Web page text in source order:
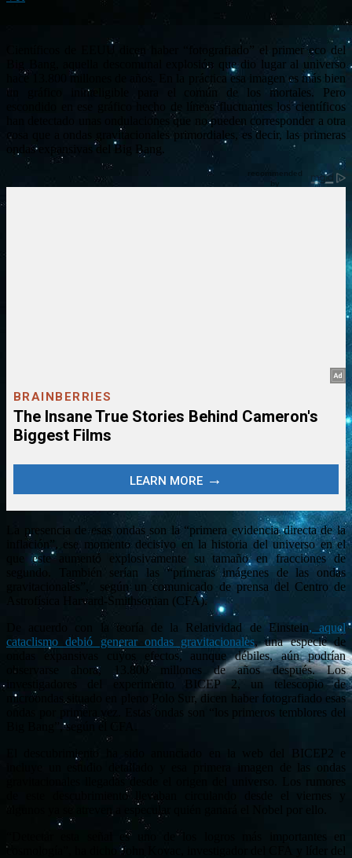
Científicos de EEUU dicen haber “fotografiado” el primer eco del
Big Bang, aquella descomunal explosión que dio lugar al universo
hace 13.800 millones de años. En la práctica esa imagen es más bien
un gráfico ininteligible para el común de los mortales. Pero
escondido en ese gráfico hecho de líneas fluctuantes los científicos
han detectado unas ondulaciones que no pueden corresponder a otra
cosa que a ondas gravitacionales primordiales, es decir, las primeras
ondas expansivas del Big Bang.
La presencia de esas ondas son la “primera evidencia directa de la
inflación”, ese momento decisivo en la historia del universo en el
que este aumentó explosivamente su tamaño en fracciones de
segundo. También serían las “primeras imágenes de las ondas
gravitacionales”, según un comunicado de prensa del Centro de
Astrofísica Harvard-Smithsonian (CFA).
De acuerdo con la teoría de la Relatividad de Einstein, aquel
cataclismo debió generar ondas gravitacionales, una especie de
ondas expansivas cuyos efectos, aunque débiles, aún podrían
observarse ahora, 13.800 millones de años después. Los
investigadores del experimento BICEP 2, un telescopio de
microondas situado en pleno Polo Sur, dicen haber fotografiado esas
ondas por primera vez. Estas ondas son “los primeros temblores del
Big Bang”, según el CFA.
El descubrimiento ha sido anunciado en la web del BICEP2 e
incluye un estudio detallado y esa primera imagen de las ondas
gravitacionales llegadas desde el origen del universo. Los rumores
de este descubrimiento llevaban circulando desde el viernes y
algunos ya se atreven a especular quién ganará el Nobel por ello.
“Detectar esta señal es uno de los logros más importantes en
cosmología”, ha dicho John Kovac, investigador del CFA y líder del